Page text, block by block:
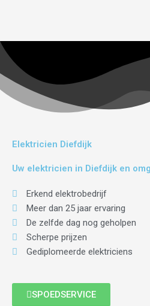
Elektricien Diefdijk
Uw elektricien in Diefdijk en
Erkend elektrobedrijf
Meer dan 25 jaar ervaring
De zelfde dag nog geholpen
Scherpe prijzen
Gediplomeerde elektriciens
SPOEDSERVICE